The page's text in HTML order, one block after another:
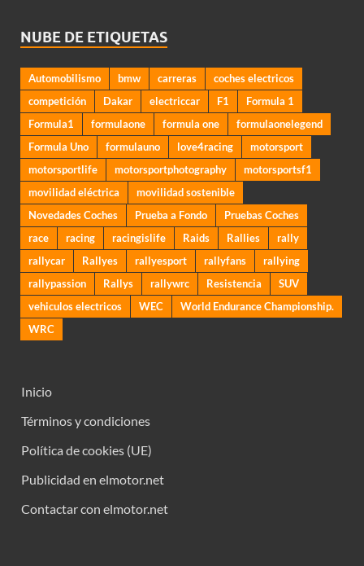
NUBE DE ETIQUETAS
Automobilismo bmw carreras
coches electricos
competición
Dakar electriccar F1
Formula 1
Formula1
formulaone formula one
formulaonelegend
Formula Uno
formulauno love4racing
motorsport
motorsportlife
motorsportphotography
motorsportsf1
movilidad eléctrica
movilidad sostenible
Novedades Coches
Prueba a Fondo
Pruebas Coches
race
racing racingislife Raids Rallies
rally
rallycar
Rallyes rallyesport rallyfans
rallying
rallypassion
Rallys rallywrc Resistencia
SUV
vehiculos electricos
WEC
World Endurance Championship.
WRC
Inicio
Términos y condiciones
Política de cookies (UE)
Publicidad en elmotor.net
Contactar con elmotor.net